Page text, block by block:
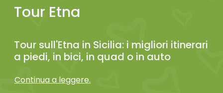
Tour Etna
Tour sull'Etna in Sicilia: i migliori itinerari
a piedi, in bici, in quad o in auto
Continua a leggere.